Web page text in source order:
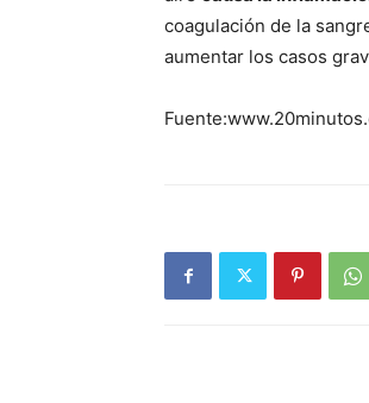
coagulación de la
aumentar los casos